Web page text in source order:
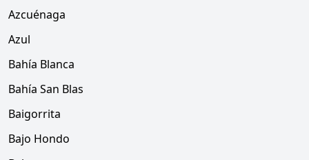
Azcuénaga
Azul
Bahía Blanca
Bahía San Blas
Baigorrita
Bajo Hondo